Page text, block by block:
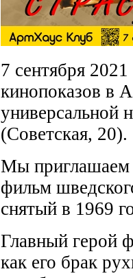
7 сентября
кинопоказов в
универсальной
(Советская, 20).
Мы приглашаем
фильм
снятый в 1969
Главный герой
как его брак